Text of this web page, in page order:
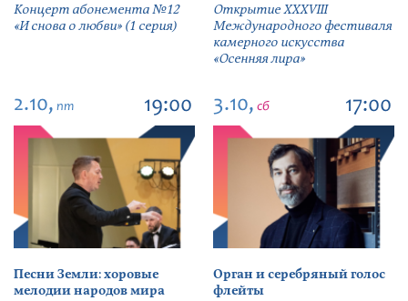
Концерт абонемента №12
«И снова о любви» (1 серия)
Открытие ХХХVIII
Международного фестиваля
камерного искусства
«Осенняя лира»
2.10, пт 19:00
Песни Земли: хоровые
мелодии народов мира
3.10, сб 17:00
Орган и серебряный голос
флейты